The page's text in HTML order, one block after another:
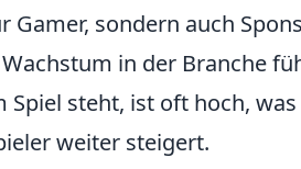
Gamer, sondern auch
in der Branche
Spiel steht, ist oft hoch,
weiter steigert.